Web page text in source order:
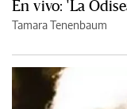
En vivo: 'La
Tamara Tenenbaum